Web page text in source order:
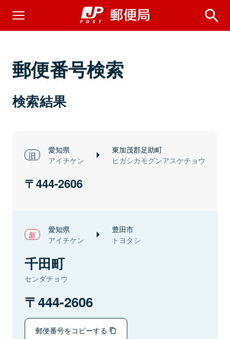
郵便番号検索
検索結果
愛知県
アイチケン
東加茂郡足助町
ヒガシカモグンアスケチョウ
444-2606
愛知県
アイチケン
豊田市
トヨタシ
千田町
センダチョウ
444-2606
郵便番号をコピーする